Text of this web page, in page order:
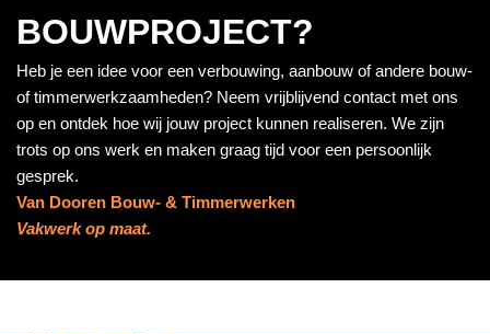
BOUWPROJECT?
Heb je een idee voor een verbouwing, aanbouw of andere bouw-
of timmerwerkzaamheden? Neem vrijblijvend contact met ons
op en ontdek hoe wij jouw project kunnen realiseren. We zijn
trots op ons werk en maken graag tijd voor een persoonlijk
gesprek.
Van Dooren Bouw- & Timmerwerken
Vakwerk op maat.